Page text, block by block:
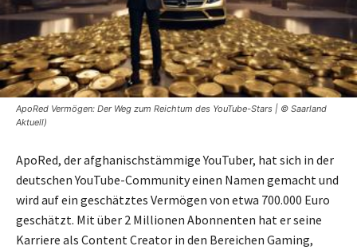
ApoRed Vermögen: Der Weg zum Reichtum des YouTube-Stars | © Saarland
Aktuell)
ApoRed, der afghanischstämmige YouTuber, hat sich in der
deutschen YouTube-Community einen Namen gemacht und
wird auf ein geschätztes Vermögen von etwa 700.000 Euro
geschätzt. Mit über 2 Millionen Abonnenten hat er seine
Karriere als Content Creator in den Bereichen Gaming,